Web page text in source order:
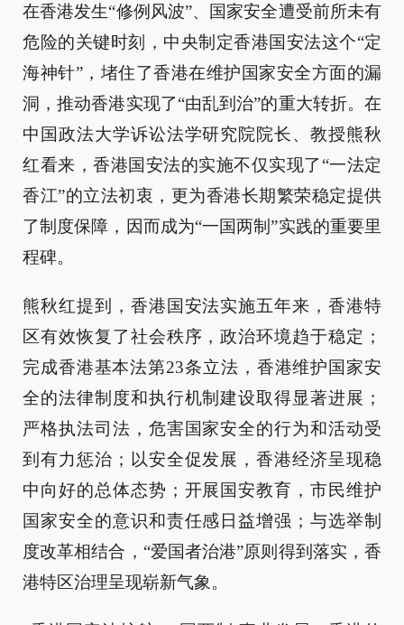
在香港发生“修例风波”、国家安全遭受前所未有
危险的关键时刻，中央制定香港国安法这个“定
海神针”，堵住了香港在维护国家安全方面的漏
洞，推动香港实现了“由乱到治”的重大转折。在
中国政法大学诉讼法学研究院院长、教授熊秋
红看来，香港国安法的实施不仅实现了“一法定
香江”的立法初衷，更为香港长期繁荣稳定提供
了制度保障，因而成为“一国两制”实践的重要里
程碑。
熊秋红提到，香港国安法实施五年来，香港特
区有效恢复了社会秩序，政治环境趋于稳定；
完成香港基本法第23条立法，香港维护国家安
全的法律制度和执行机制建设取得显著进展；
严格执法司法，危害国家安全的行为和活动受
到有力惩治；以安全促发展，香港经济呈现稳
中向好的总体态势；开展国安教育，市民维护
国家安全的意识和责任感日益增强；与选举制
度改革相结合，“爱国者治港”原则得到落实，香
港特区治理呈现崭新气象。